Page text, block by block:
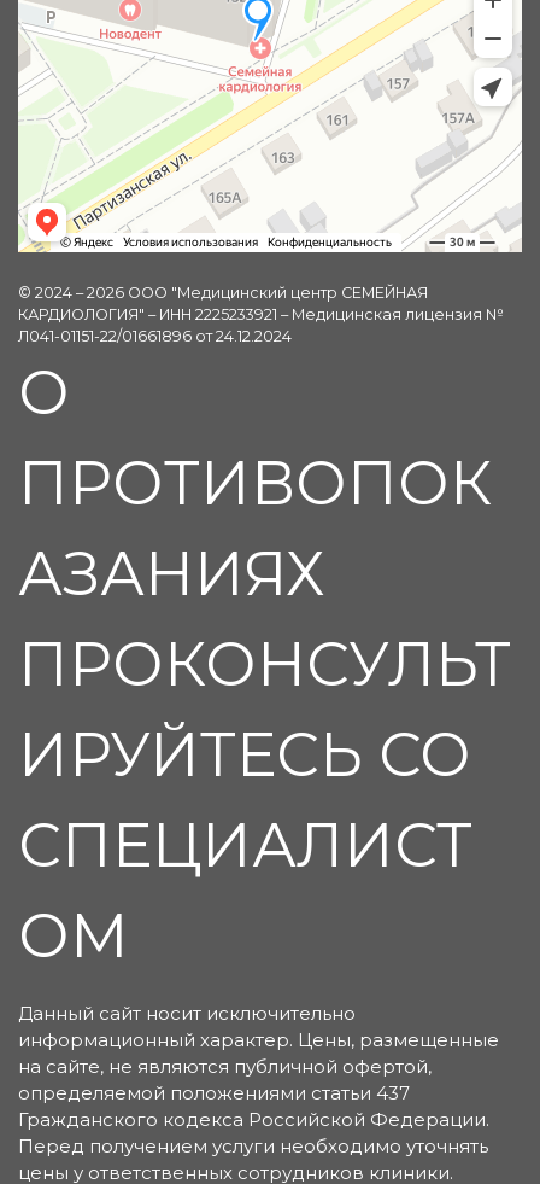
© 2024 – 2026 ООО "Медицинский центр СЕМЕЙНАЯ
КАРДИОЛОГИЯ" – ИНН 2225233921 – Медицинская лицензия №
Л041-01151-22/01661896 от 24.12.2024
О
ПРОТИВОПОК
АЗАНИЯХ
ПРОКОНСУЛЬТ
ИРУЙТЕСЬ СО
СПЕЦИАЛИСТ
ОМ
Данный сайт носит исключительно
информационный характер. Цены, размещенные
на сайте, не являются публичной офертой,
определяемой положениями статьи 437
Гражданского кодекса Российской Федерации.
Перед получением услуги необходимо уточнять
цены у ответственных сотрудников клиники.